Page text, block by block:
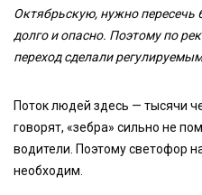
Октябрьскую, нужно пересечь
долго и опасно. Поэтому по
переход сделали
Поток людей здесь — тысячи
говорят, «зебра» сильно не
водители. Поэтому светофор
необходим.